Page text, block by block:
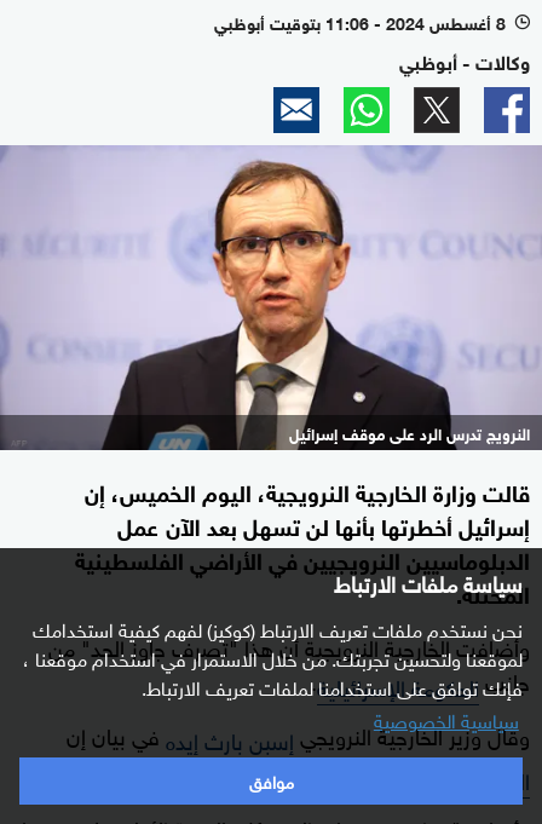
سياسة ملفات الارتباط
نحن نستخدم ملفات تعريف الارتباط (كوكيز) لفهم كيفية استخدامك
لموقعنا ولتحسين تجربتك. من خلال الاستمرار في استخدام موقعنا ،
فإنك توافق على استخدامنا لملفات تعريف الارتباط.
سياسية الخصوصية
موافق
l 8 أغسطس 2024 - 11:06 بتوقيت أبوظبي
وكالات - أبوظبي
النرويج تدرس الرد على موقف إسرائيل
قالت وزارة الخارجية النرويجية، اليوم الخميس، إن
إسرائيل أخطرتها بأنها لن تسهل بعد الآن عمل
الدبلوماسيين النرويجيين في الأراضي الفلسطينية
المحتلة.
وأضافت الخارجية النرويجية أن هذا "تصرف جاوز الحد" من
جانبالحكومة الإسرائيلية.
وقال وزير الخارجية النرويجيإسبن بارث إيدهفي بيان إن
النرويج
تدرس الآن ردها على موقف إسرائيل.